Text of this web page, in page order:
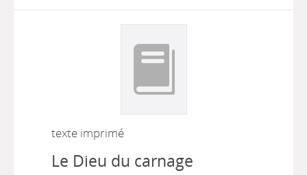
texte imprimé
Le Dieu du carnage